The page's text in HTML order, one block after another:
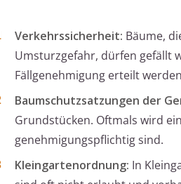
Verkehrssicherheit: Bäume,
Umsturzgefahr, dürfen gefällt
Fällgenehmigung erteilt
Baumschutzsatzungen der
Grundstücken. Oftmals wird
genehmigungspflichtig sind.
Kleingartenordnung: In